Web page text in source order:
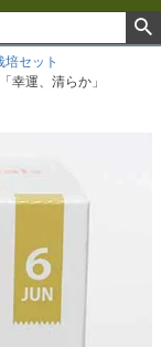
セット
幸運、清らか」